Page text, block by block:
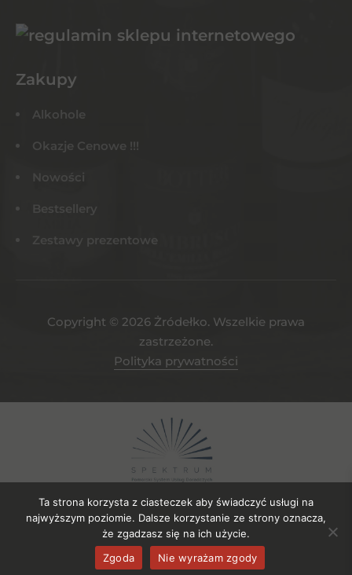
Zakupy
Alkohole
Okazje Cenowe !!!
Nowości
Bestsellery
Zestawy prezentowe
Copyright © 2026 Żródełko. Wszelkie prawa
zastrzeżone.
Polityka prywatności
Projekt współfinansowany ze środków EFRR. Numer umowy o
powierzenie gruntu: UDG-SPE.04.2023/106
Ta strona korzysta z ciasteczek aby świadczyć usługi na
najwyższym poziomie. Dalsze korzystanie ze strony oznacza,
że zgadzasz się na ich użycie.
Zgoda
Nie wyrażam zgody